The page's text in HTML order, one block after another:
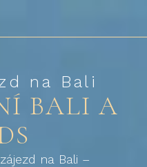
na Bali
BALI A
na Bali –